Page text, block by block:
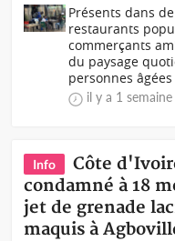
Présents dans
restaurants
commerçants
du paysage
personnes
il y a 1 semaine
Info
Côte
condamné à 18
jet de grenade
maquis à